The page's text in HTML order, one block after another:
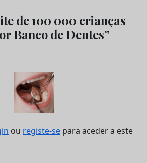
de 100 000 crianças
Banco de Dentes”
ou registe-se para aceder a este